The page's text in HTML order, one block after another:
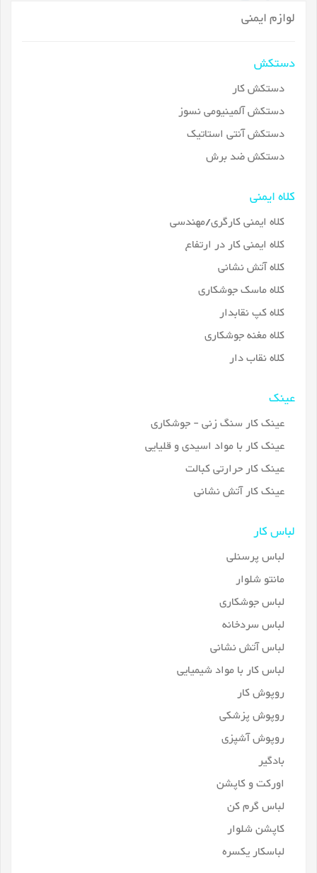
لوازم ایمنی
دستکش
دستکش کار
دستکش آلمینیومی نسوز
دستکش آنتی استاتیک
دستکش ضد برش
کلاه ایمنی
کلاه ایمنی کارگری/مهندسی
کلاه ایمنی کار در ارتفاع
کلاه آتش نشانی
کلاه ماسک جوشکاری
کلاه کپ نقابدار
کلاه مغنه جوشکاری
کلاه نقاب دار
عینک
عینک کار سنگ زنی - جوشکاری
عینک کار با مواد اسیدی و قلیایی
عینک کار حرارتی کبالت
عینک کار آتش نشانی
لباس کار
لباس پرسنلی
مانتو شلوار
لباس جوشکاری
لباس سردخانه
لباس آتش نشانی
لباس کار با مواد شیمیایی
روپوش کار
روپوش پزشکی
روپوش آشپزی
بادگیر
اورکت و کاپشن
لباس گرم کن
کاپشن شلوار
لباسکار یکسره